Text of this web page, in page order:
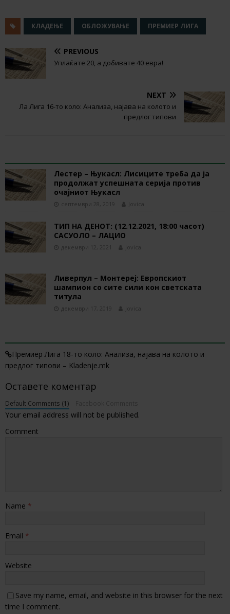
КЛАДЕЊЕ ОБЛОЖУВАЊЕ ПРЕМИЕР ЛИГА
PREVIOUS
Уплаќате 20, а добивате 40 евра!
NEXT
Ла Лига 16-то коло: Анализа, најава на колото и
предлог типови
Лестер – Њукасл: Лисиците треба да ја
продолжат успешната серија против
очајниот Њукасл
септември 28, 2019 Jovica
ТИП НА ДЕНОТ: (12.12.2021, 18:00 часот)
САСУОЛО – ЛАЦИО
декември 12, 2021 Jovica
Ливерпул – Монтереј: Европскиот
шампион со сите сили кон светската
титула
декември 17, 2019 Jovica
Премиер Лига 18-то коло: Анализа, најава на колото и
предлог типови – Kladenje.mk
Оставете коментар
Default Comments (1)
Your email address will not be published.
Comment
Name *
Email *
Website
Save my name, email, and website in this browser for the next
time I comment.